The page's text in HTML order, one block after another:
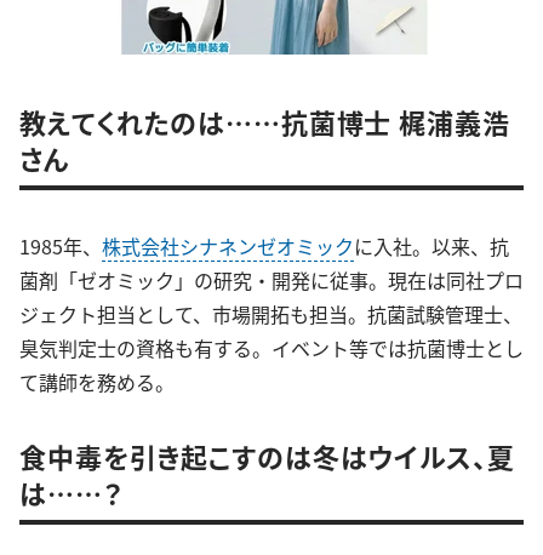
教えてくれたのは……抗菌博士 梶浦義浩
さん
1985年、 株式会社シナネンゼオミックに入社。以来、抗
菌剤「ゼオミック」の研究・開発に従事。現在は同社プロ
ジェクト担当として、市場開拓も担当。抗菌試験管理士、
臭気判定士の資格も有する。イベント等では抗菌博士とし
て講師を務める。
食中毒を引き起こすのは冬はウイルス、夏
は……？